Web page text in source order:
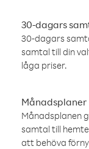
30-dagars
30-dagars
samtal till din
låga priser.
Månadsplaner
Månadsplanen
samtal till
att behöva